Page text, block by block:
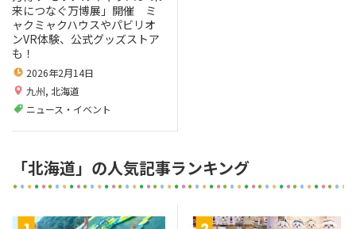
来につなぐ万博展」開催 ミ
ャクミャクハウスやパビリオ
ンVR体験、公式グッズストア
も！
2026年2月14日
九州, 北海道
ニュース・イベント
「北海道」の人気記事ランキング